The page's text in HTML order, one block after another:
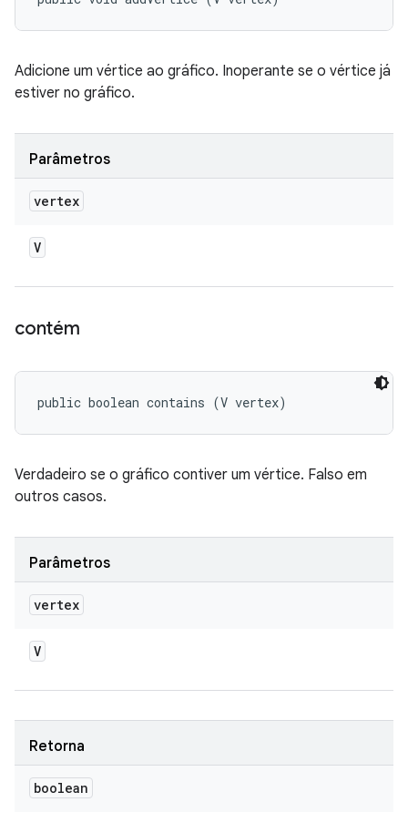
Adicione um vértice ao gráfico. Inoperante se o vértice já
estiver no gráfico.
Parâmetros
vertex
V
contém
public boolean contains (V vertex)
Verdadeiro se o gráfico contiver um vértice. Falso em
outros casos.
Parâmetros
vertex
V
Retorna
boolean